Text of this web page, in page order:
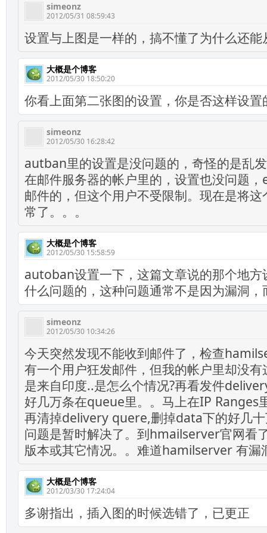
simeonz
2012/05/31 08:59:43
设置与上图是一样的，搞不懂了为什么还能
大概是个博客
2012/05/30 18:50:20
你看上面第二张图的设置，你是否这样设置
simeonz
2012/05/30 16:28:42
autban里的设置是没问题的，奇怪的是乱
在邮件服务器的帐户里的，设置也没问题
邮件的，但这个用户不受限制。现在是将
常了。。。
大概是个博客
2012/05/30 15:58:59
autoban设置一下，这篇文章说的那个地方
什么问题的，这种问题通常不是因为漏洞
simeonz
2012/05/30 10:34:26
今天突然发现不能收到邮件了，检查
有一个用户狂发邮件，但我的帐户里却没
是来自印度..是怎么个情况?再看发件
好几万条在queue里。。马上在IP Ranges
再清掉delivery quere,删掉data下的好几
问题是暂时解决了。到hmailserver官网看
版本或其它情况。。难道hamilserver 有漏
大概是个博客
2012/03/30 17:24:04
多谢指出，插入图的时候选错了，已更正